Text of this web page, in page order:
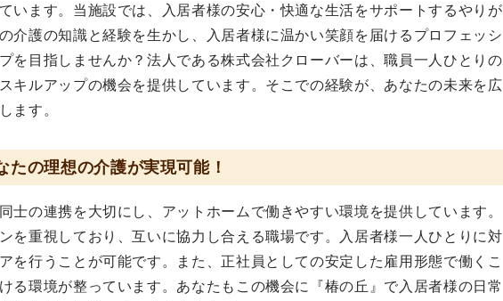
います。当施設では、入居者様の安心・快適な生活をサポートするやりが
介護の知識と経験を生かし、入居者様に温かい笑顔を届けるプロフェッシ
を目指しませんか？法人である株式会社クローバーは、職員一人ひとりの
キルアップの機会を提供しています。そこでの経験が、あなたの未来を広
ます。
たの理想の介護が実現可能！
士の連携を大切にし、アットホームで働きやすい環境を提供しています。
を重視しており、互いに協力し合える職場です。入居者様一人ひとりに対
を行うことが可能です。また、正社員としての安定した雇用形態で働くこ
る環境が整っています。あなたもこの機会に『椿の丘』で入居者様の日常